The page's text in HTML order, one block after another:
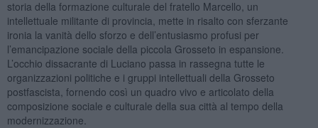
storia della formazione culturale del fratello Marcello, un
intellettuale militante di provincia, mette in risalto con sferzante
ironia la vanità dello sforzo e dell’entusiasmo profusi per
l’emancipazione sociale della piccola Grosseto in espansione.
L’occhio dissacrante di Luciano passa in rassegna tutte le
organizzazioni politiche e i gruppi intellettuali della Grosseto
postfascista, fornendo così un quadro vivo e articolato della
composizione sociale e culturale della sua città al tempo della
modernizzazione.